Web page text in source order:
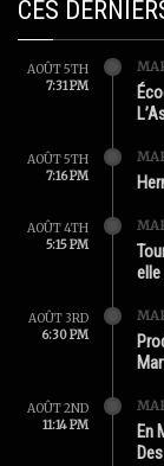
CES
AOÛT 5TH
7:31 PM
AOÛT 5TH
7:16 PM
AOÛT 4TH
5:15 PM
AOÛT 3RD
6:30 PM
AOÛT 2ND
11:14 PM
En